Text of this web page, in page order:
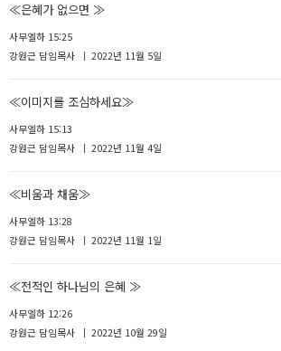
≪은혜가 없으면 ≫
사무엘하 15:25
강원근 담임목사
2022년 11월 5일
≪이미지를 조심하세요≫
사무엘하 15:13
강원근 담임목사
2022년 11월 4일
≪비움과 채움≫
사무엘하 13:28
강원근 담임목사
2022년 11월 1일
≪전적인 하나님의 은혜 ≫
사무엘하 12:26
강원근 담임목사
2022년 10월 29일